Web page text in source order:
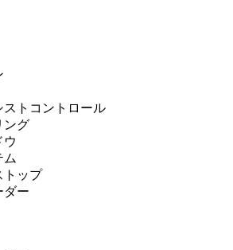
ストコントロール
ング
ウ
ム
トップ
ダー